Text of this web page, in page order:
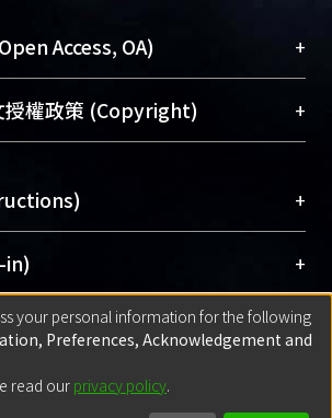
archive and promote researcher
works, Library integrates the
Repository” with “Academic
Access, OA) +
者角度提升資訊取用性的社會運
究上是透過將研究著作公開供使
可加速研究發展、提升研究影響
（點選深入了解OA）
授權政策 (Copyright) +
版權非匯入者所有，或由第三方贊
，請確認該版權所有者及第三方同
。
that the submission is your
and that you have the right to
to upload.
的全文電子檔，可使用
+
Guide)
Manual)
(Booking Service)
in) +
大學計算機中心帳號登入
Account)
帳號登入(With ORCID)
+
新ORCID者，以ID匯入
your personal information for the following
Preferences, Acknowledgement and
read our privacy policy.